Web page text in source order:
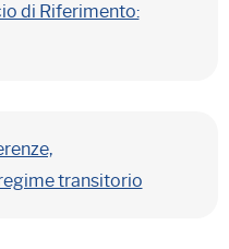
di Riferimento:
transitorio